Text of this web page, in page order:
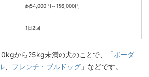
約54,000円～156,000円
1日2回
から25kg未満の犬のことで、「ボーダ
フレンチ・ブルドッグ 」などです。